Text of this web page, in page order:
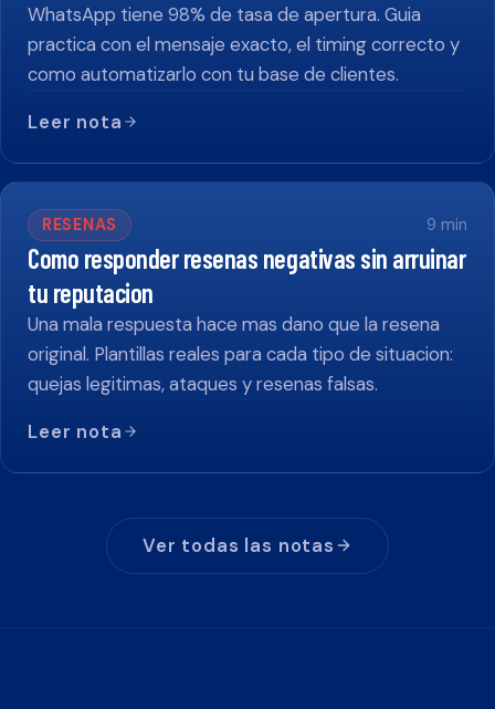
WhatsApp tiene 98% de tasa de apertura. Guia
practica con el mensaje exacto, el timing correcto y
como automatizarlo con tu base de clientes.
Leer nota
RESENAS 9 min
Como responder resenas negativas sin arruinar
tu reputacion
Una mala respuesta hace mas dano que la resena
original. Plantillas reales para cada tipo de situacion:
quejas legitimas, ataques y resenas falsas.
Leer nota
Ver todas las notas